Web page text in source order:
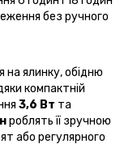
без ручного
на ялинку, обідню
компактній
3,6 Вт та
роблять її зручною
або регулярного